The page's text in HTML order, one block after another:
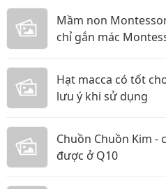
Mầm non
chỉ gắn mác
Hạt macca có tốt
lưu ý khi sử dụng
Chuồn Chuồn Kim -
được ở Q10